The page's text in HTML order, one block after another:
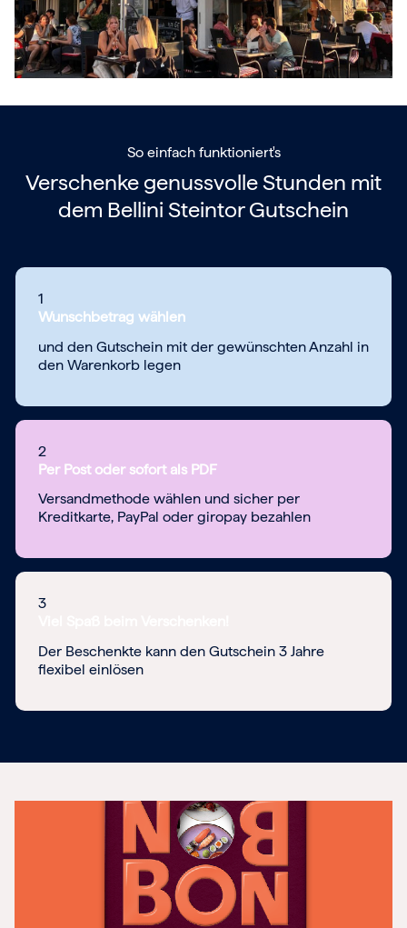
So einfach funktioniert's
Verschenke genussvolle Stunden mit
dem Bellini Steintor Gutschein
1
Wunschbetrag wählen
und den Gutschein mit der gewünschten Anzahl in
den Warenkorb legen
2
Per Post oder sofort als PDF
Versandmethode wählen und sicher per
Kreditkarte, PayPal oder giropay bezahlen
3
Der Beschenkte kann den Gutschein 3 Jahre
flexibel einlösen